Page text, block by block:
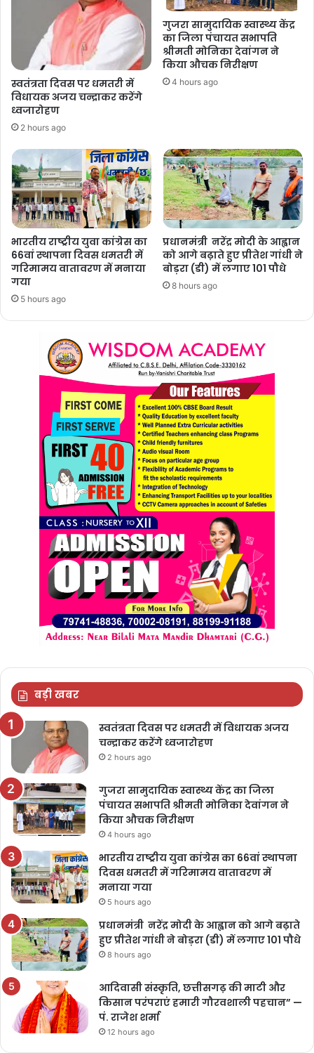
स्वतंत्रता दिवस पर धमतरी में
विधायक अजय चन्द्राकर करेंगे
ध्वजारोहण
2 hours ago
गुजरा सामुदायिक स्वास्थ्य केंद्र
का जिला पंचायत सभापति
श्रीमती मोनिका देवांगन ने
किया औचक निरीक्षण
4 hours ago
भारतीय राष्ट्रीय युवा कांग्रेस का
66वां स्थापना दिवस धमतरी में
गरिमामय वातावरण में मनाया
गया
5 hours ago
प्रधानमंत्री नरेंद्र मोदी के आह्वान
को आगे बढ़ाते हुए प्रीतेश गांधी ने
बोड़रा (डी) में लगाए 101 पौधे
8 hours ago
बड़ी खबर
स्वतंत्रता दिवस पर धमतरी में विधायक अजय
चन्द्राकर करेंगे ध्वजारोहण
2 hours ago
गुजरा सामुदायिक स्वास्थ्य केंद्र का जिला
पंचायत सभापति श्रीमती मोनिका देवांगन ने
किया औचक निरीक्षण
4 hours ago
भारतीय राष्ट्रीय युवा कांग्रेस का 66वां स्थापना
दिवस धमतरी में गरिमामय वातावरण में
मनाया गया
5 hours ago
प्रधानमंत्री नरेंद्र मोदी के आह्वान को आगे बढ़ाते
हुए प्रीतेश गांधी ने बोड़रा (डी) में लगाए 101 पौधे
8 hours ago
आदिवासी संस्कृति, छत्तीसगढ़ की माटी और
किसान परंपराएं हमारी गौरवशाली पहचान” —
पं. राजेश शर्मा
12 hours ago